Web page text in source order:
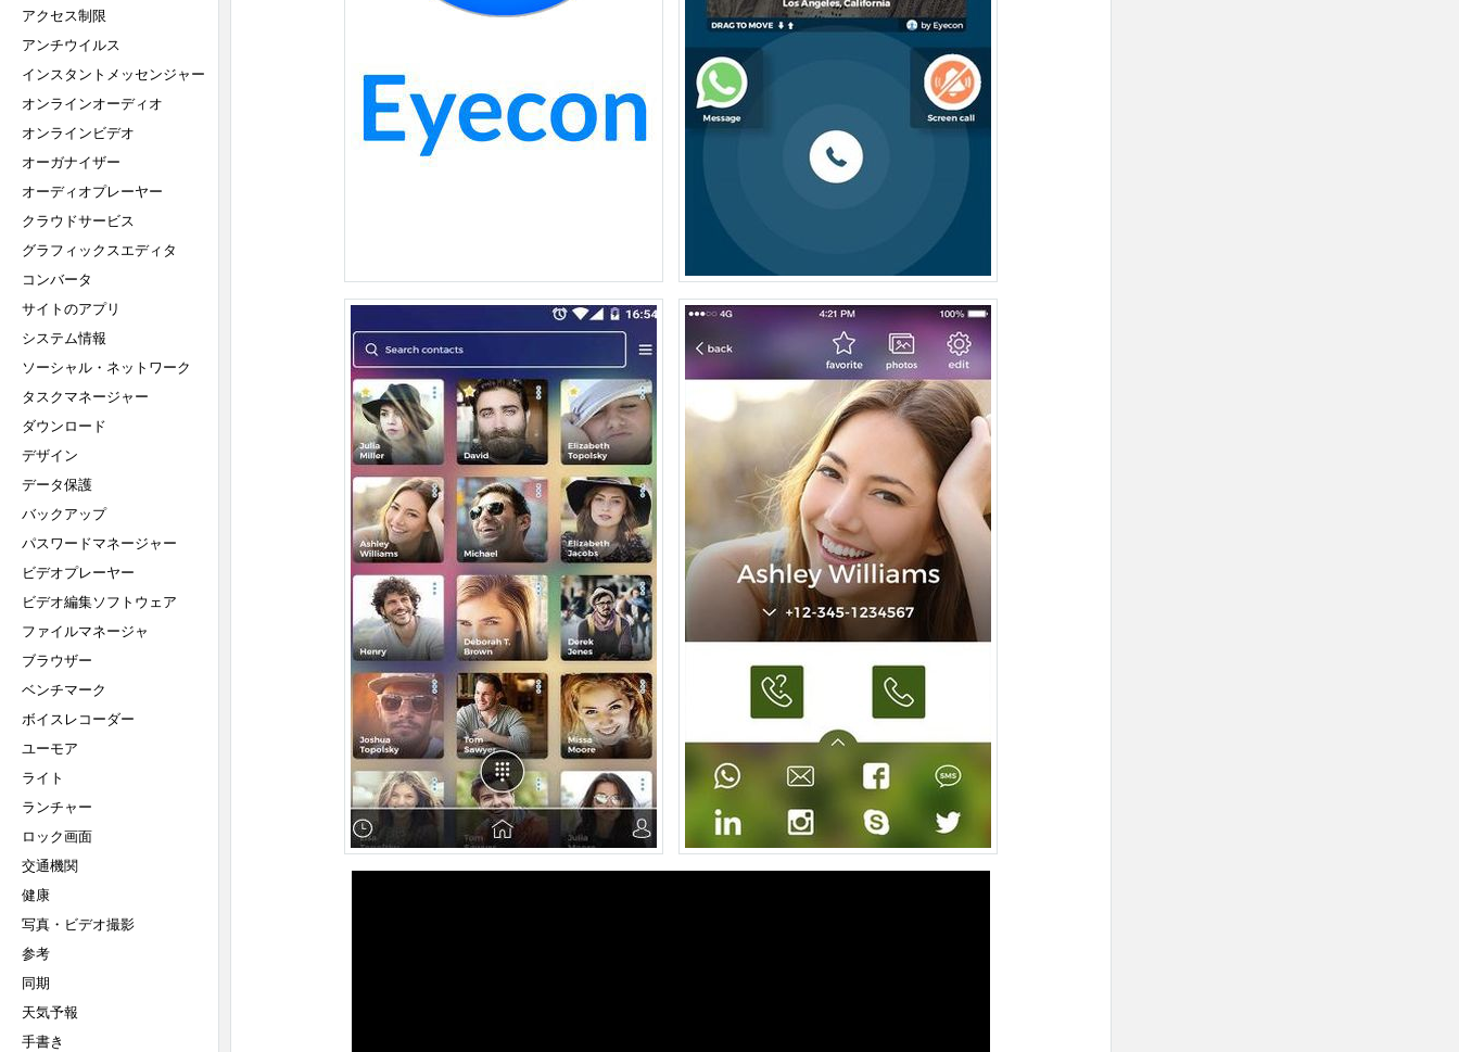
アクセス制限
アンチウイルス
インスタントメッセンジャー
オンラインオーディオ
オンラインビデオ
オーガナイザー
オーディオプレーヤー
クラウドサービス
グラフィックスエディタ
コンバータ
サイトのアプリ
システム情報
ソーシャル・ネットワーク
タスクマネージャー
ダウンロード
デザイン
データ保護
バックアップ
パスワードマネージャー
ビデオプレーヤー
ビデオ編集ソフトウェア
ファイルマネージャ
ブラウザー
ベンチマーク
ボイスレコーダー
ユーモア
ライト
ランチャー
ロック画面
交通機関
健康
写真・ビデオ撮影
参考
同期
天気予報
手書き